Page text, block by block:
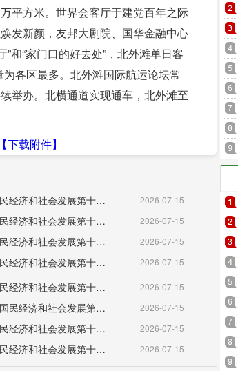
平方米。世界会客厅于建党百年之际
发新颜，友邦大剧院、国华金融中心
和“家门口的好去处”，北外滩单日客
各区最多。北外滩国际航运论坛常
举办。北横通道实现通车，北外滩至
公共预算收入年均增长9.3%，五年
较“十三五”末增长5 倍，五年新增外
家、14 家在虹口布局，船公司数
海海事局船舶能效管理中心等功能
外当事人海事临时仲裁在北外滩开庭
中心核心承载区影响力日益彰显。金
批保险资金长期投资改革试点机构成
子公司、1/4 百亿级量化私募，揭牌
体经济能力不断提升。新动能加快培
亿元，2024年贡献全市2/3“双
集聚专精特新企业246 家，较“十三
特色产业园、新业坊空间信息特色
【下载附件】
（福建省）南平市国民经济和社会发展第十五个五年规划纲要 2026-07-15
（湖北省）随州市国民经济和社会发展第十五个五年规划纲要 2026-07-15
（辽宁省）大连市国民经济和社会发展第十五个五年规划纲要 2026-07-15
（天津市）河北区国民经济和社会发展第十五个五年规划纲要 2026-07-15
（北京市）密云区国民经济和社会发展第十五个五年规划纲要 2026-07-15
（北京市）门头沟区国民经济和社会发展第十五个五年规划纲要 2026-07-15
（北京市）房山区国民经济和社会发展第十五个五年规划纲要 2026-07-15
（北京市）东城区国民经济和社会发展第十五个五年规划纲要 2026-07-15